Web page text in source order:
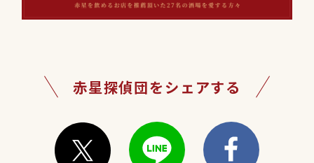
赤星探偵団をシェアする